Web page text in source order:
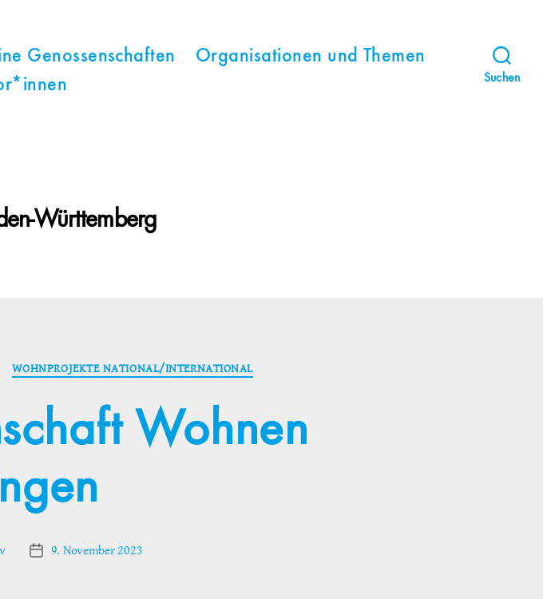
Genossenschaften
Organisationen und Themen
Suchen
Württemberg
Kategorien
WOHNPROJEKTE NATIONAL/INTERNATIONAL
Wohnen
Veröffentlichungsdatum
9. November 2023